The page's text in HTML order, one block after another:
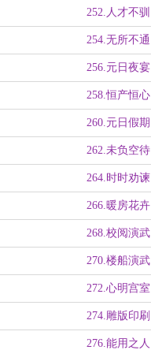
252.人才不驯
254.无所不通
256.元日夜宴
258.恒产恒心
260.元日假期
262.未负空待
264.时时劝谏
266.暖房花卉
268.校阅演武
270.楼船演武
272.心明宫室
274.雕版印刷
276.能用之人